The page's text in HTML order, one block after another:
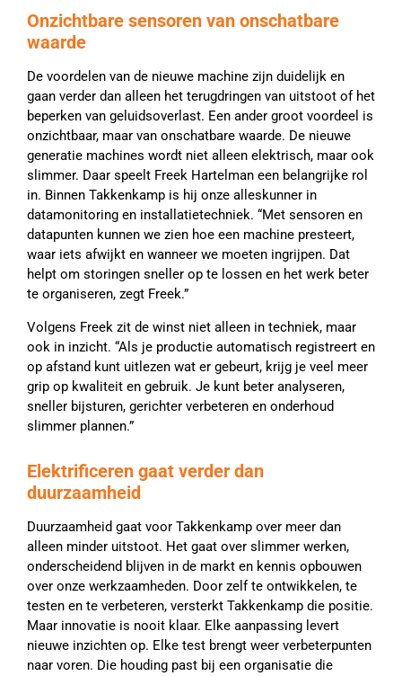
Onzichtbare sensoren van onschatbare
waarde
De voordelen van de nieuwe machine zijn duidelijk en
gaan verder dan alleen het terugdringen van uitstoot of het
beperken van geluidsoverlast. Een ander groot voordeel is
onzichtbaar, maar van onschatbare waarde. De nieuwe
generatie machines wordt niet alleen elektrisch, maar ook
slimmer. Daar speelt Freek Hartelman een belangrijke rol
in. Binnen Takkenkamp is hij onze alleskunner in
datamonitoring en installatietechniek. “Met sensoren en
datapunten kunnen we zien hoe een machine presteert,
waar iets afwijkt en wanneer we moeten ingrijpen. Dat
helpt om storingen sneller op te lossen en het werk beter
te organiseren, zegt Freek.”
Volgens Freek zit de winst niet alleen in techniek, maar
ook in inzicht. “Als je productie automatisch registreert en
op afstand kunt uitlezen wat er gebeurt, krijg je veel meer
grip op kwaliteit en gebruik. Je kunt beter analyseren,
sneller bijsturen, gerichter verbeteren en onderhoud
slimmer plannen.”
Elektrificeren gaat verder dan
duurzaamheid
Duurzaamheid gaat voor Takkenkamp over meer dan
alleen minder uitstoot. Het gaat over slimmer werken,
onderscheidend blijven in de markt en kennis opbouwen
over onze werkzaamheden. Door zelf te ontwikkelen, te
testen en te verbeteren, versterkt Takkenkamp die positie.
Maar innovatie is nooit klaar. Elke aanpassing levert
nieuwe inzichten op. Elke test brengt weer verbeterpunten
naar voren. Die houding past bij een organisatie die